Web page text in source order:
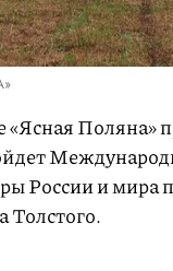
«Ясная Поляна»
России и мира
Толстого.